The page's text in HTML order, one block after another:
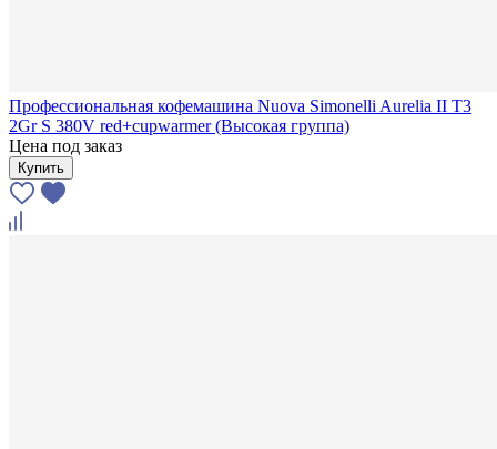
Профессиональная кофемашина Nuova Simonelli Aurelia II T3
2Gr S 380V red+cupwarmer (Высокая группа)
Цена под заказ
Купить